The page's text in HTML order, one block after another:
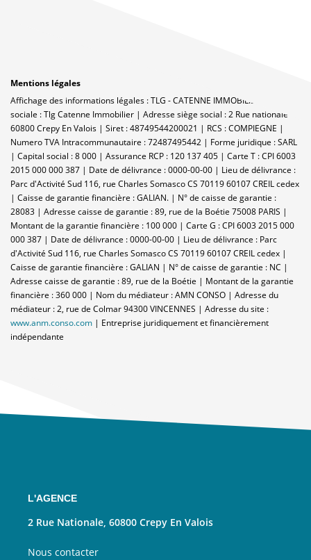
Mentions légales
Affichage des informations légales : TLG - CATENNE IMMOBILIER | Raison
sociale : Tlg Catenne Immobilier | Adresse siège social : 2 Rue nationale -
60800 Crepy En Valois | Siret : 48749544200021 | RCS : COMPIEGNE |
Numero TVA Intracommunautaire : 72487495442 | Forme juridique : SARL
| Capital social : 8 000 | Assurance RCP : 120 137 405 | Carte T : CPI 6003
2015 000 000 387 | Date de délivrance : 0000-00-00 | Lieu de délivrance :
Parc d'Activité Sud 116, rue Charles Somasco CS 70119 60107 CREIL cedex
| Caisse de garantie financière : GALIAN. | N° de caisse de garantie :
28083 | Adresse caisse de garantie : 89, rue de la Boétie 75008 PARIS |
Montant de la garantie financière : 100 000 | Carte G : CPI 6003 2015 000
000 387 | Date de délivrance : 0000-00-00 | Lieu de délivrance : Parc
d'Activité Sud 116, rue Charles Somasco CS 70119 60107 CREIL cedex |
Caisse de garantie financière : GALIAN | N° de caisse de garantie : NC |
Adresse caisse de garantie : 89, rue de la Boétie | Montant de la garantie
financière : 360 000 | Nom du médiateur : AMN CONSO | Adresse du
médiateur : 2, rue de Colmar 94300 VINCENNES | Adresse du site :
www.anm.conso.com | Entreprise juridiquement et financièrement
indépendante
L'AGENCE
2 Rue Nationale, 60800 Crepy En Valois
Nous contacter